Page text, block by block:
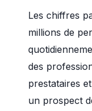
Les chiffres
millions de
des
prestataires
un prospect